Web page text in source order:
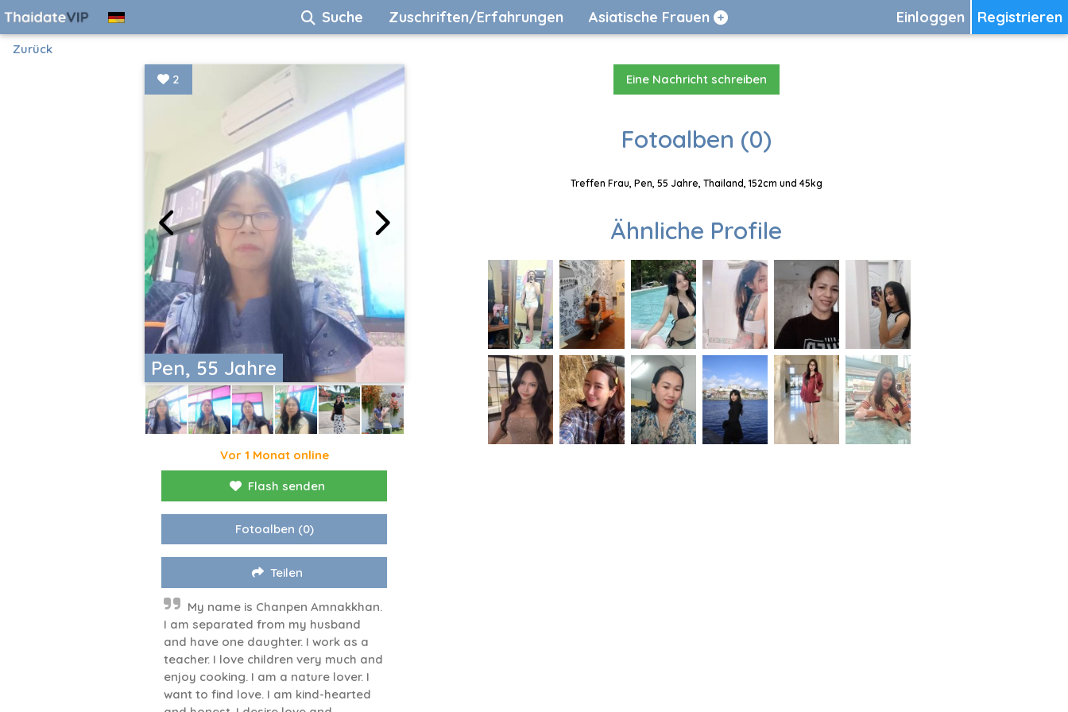
Registrieren
Einloggen
Suche Zuschriften/Erfahrungen Asiatische Frauen
Zurück
Pen, 55 Jahre
2
Vor 1 Monat online
Flash senden
Fotoalben (0)
Teilen
My name is Chanpen Amnakkhan.
I am separated from my husband
and have one daughter. I work as a
teacher. I love children very much and
enjoy cooking. I am a nature lover. I
want to find love. I am kind-hearted
Eine Nachricht schreiben
Fotoalben (0)
Treffen Frau, Pen, 55 Jahre, Thailand, 152cm und 45kg
Ähnliche Profile